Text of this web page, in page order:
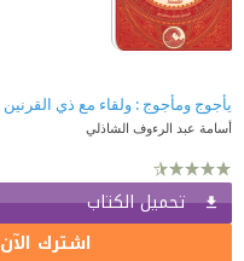
يأجوج ومأجوج : ولقاء مع ذي القرنين
أسامة عبد الرءوف الشاذلي
تحميل الكتاب
اشترك الآن